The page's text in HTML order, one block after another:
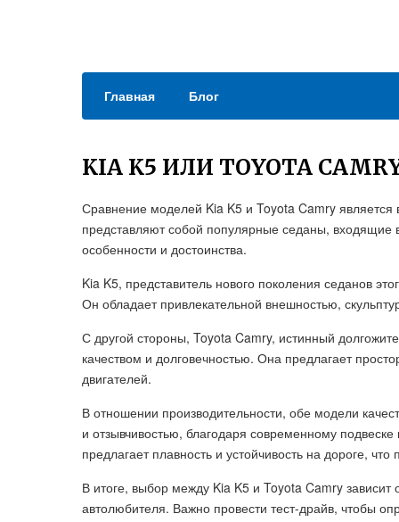
Главная Блог
KIA K5 ИЛИ TOYOTA
Сравнение моделей Kia K5 и Toyota Camry
представляют собой популярные седаны,
особенности и достоинства.
Kia K5, представитель нового поколения седанов
Он обладает привлекательной внешностью,
С другой стороны, Toyota Camry, истинный
качеством и долговечностью. Она предлагает
двигателей.
В отношении производительности, обе модели
и отзывчивостью, благодаря современному
предлагает плавность и устойчивость на дороге,
В итоге, выбор между Kia K5 и Toyota Camry
автолюбителя. Важно провести тест-драйв, чтобы